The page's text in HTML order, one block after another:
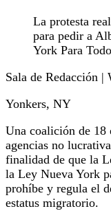
La protesta
para pedir a
York Para
Sala de Redacción |
Yonkers, NY
Una coalición de 18
agencias no
finalidad de que la
la Ley Nueva York
prohíbe y regula el
estatus migratorio.